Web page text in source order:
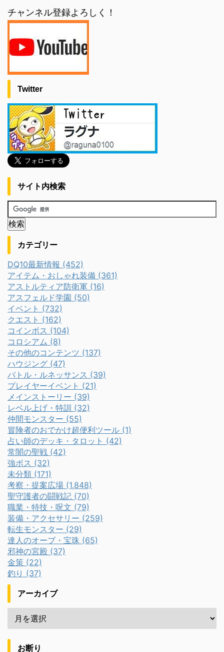
チャンネル登録よろしく！
Twitter
サイト内検索
カテゴリー
DQ10最新情報 (452)
アイテム・おしゃれ装備 (361)
アストルティア防衛軍 (16)
アスフェルド学園 (50)
イベント (732)
クエスト (162)
コインボス (104)
コロシアム (8)
その他のコンテンツ (137)
ハウジング (47)
バトル・ルネッサンス (39)
プレイヤーイベント (21)
メインストーリー (39)
レベル上げ・特訓 (32)
仲間モンスター (55)
冒険者のおでかけ超便利ツール (1)
占い師のデッキ・タロット (42)
常闇の聖戦 (42)
強ボス (32)
未分類 (171)
考察・提案広場 (1,848)
聖守護者の闘戦記 (70)
職業・特技・呪文 (79)
装備・アクセサリー (259)
転生モンスター (29)
達人のオーブ・宝珠 (65)
邪神の宮殿 (37)
金策 (22)
釣り (37)
アーカイブ
お断り